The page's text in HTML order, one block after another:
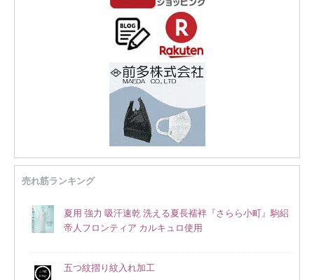
売れ筋ランキング
夏用 強力 吸汗速乾 洗える夏長襦袢『さらら小町』駒絽
帝人フロンティア カルキュロ使用
五つ紋摺り紋入れ加工